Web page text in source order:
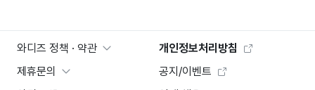
와디즈 정책 · 약관
개인정보처리방침
제휴문의
공지/이벤트